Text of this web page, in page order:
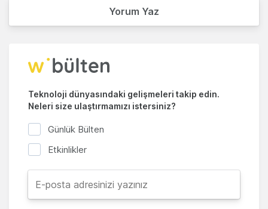
Yorum Yaz
Teknoloji dünyasındaki gelişmeleri takip edin.
Neleri size ulaştırmamızı istersiniz?
Günlük Bülten
Etkinlikler